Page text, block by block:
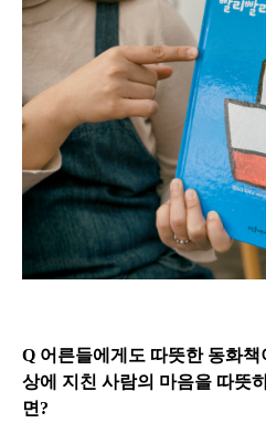
Q 어른들에게도 따뜻한 동화
상에 지친 사람의 마음을 따뜻
면?